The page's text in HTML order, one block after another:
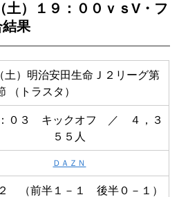
土）１９：００ｖｓV・フ
結果
土）明治安田生命Ｊ２リーグ第
（トラスタ）
：０３ キックオフ ／ ４，３
５５人
ＤＡＺＮ
（前半１－１ 後半０－１）